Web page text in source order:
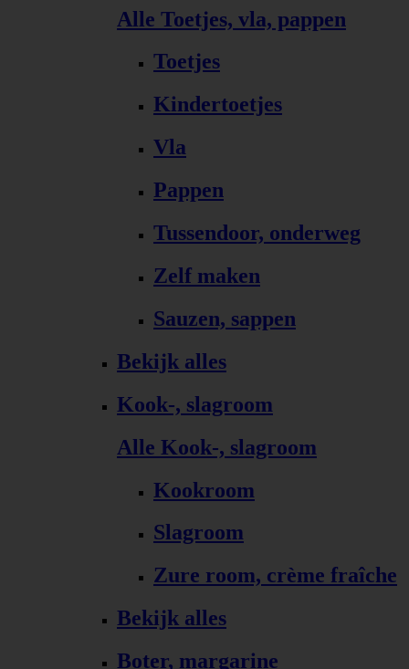
Alle Toetjes, vla, pappen
Toetjes
Kindertoetjes
Vla
Pappen
Tussendoor, onderweg
Zelf maken
Sauzen, sappen
Bekijk alles
Kook-, slagroom
Alle Kook-, slagroom
Kookroom
Slagroom
Zure room, crème fraîche
Bekijk alles
Boter, margarine